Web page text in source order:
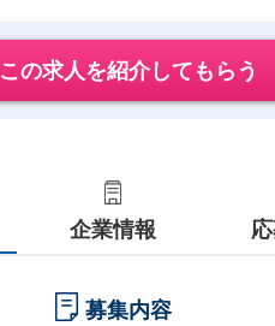
この求人を紹介してもらう
企業情報
募集内容